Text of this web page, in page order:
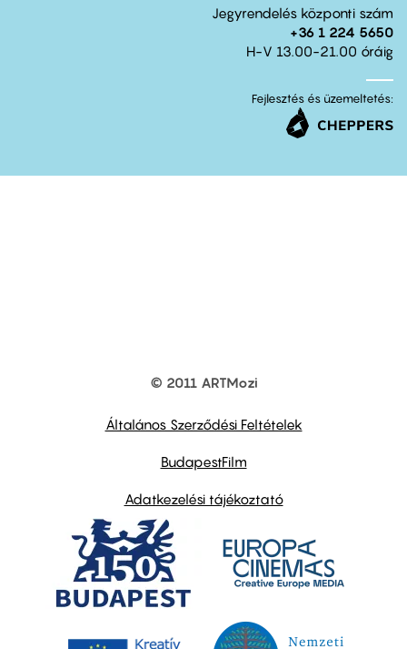
Jegyrendelés központi szám
+36 1 224 5650
H-V 13.00-21.00 óráig
Fejlesztés és üzemeltetés:
© 2011 ARTMozi
Általános Szerződési Feltételek
BudapestFilm
Adatkezelési tájékoztató